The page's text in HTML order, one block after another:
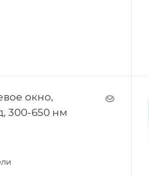
окно,
300-650 нм